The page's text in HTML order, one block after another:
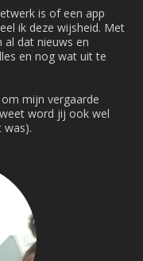
is of een app
ik deze wijsheid. Met
al dat nieuws en
en nog wat uit te
mijn vergaarde
word jij ook wel
was).